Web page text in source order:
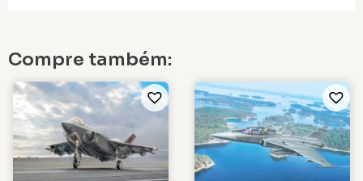
Compre também: